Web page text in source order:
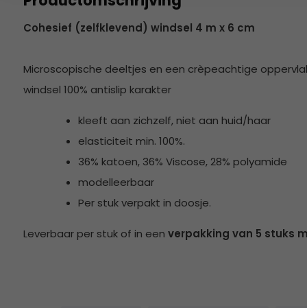
Cohesief (zelfklevend) windsel 4 m x 6 cm
Microscopische deeltjes en een crèpeachtige
windsel 100% antislip karakter
kleeft aan zichzelf, niet aan huid/haar
elasticiteit min. 100%.
36% katoen, 36% Viscose, 28% polyamide
modelleerbaar
Per stuk verpakt in doosje.
Leverbaar per stuk of in een verpakking van 5 stuks